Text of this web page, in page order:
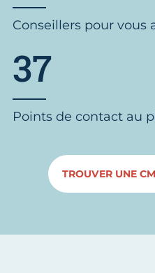
Conseillers pour vous
37
Points de contact au
TROUVER UNE